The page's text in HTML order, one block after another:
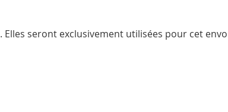
seront exclusivement utilisées pour cet